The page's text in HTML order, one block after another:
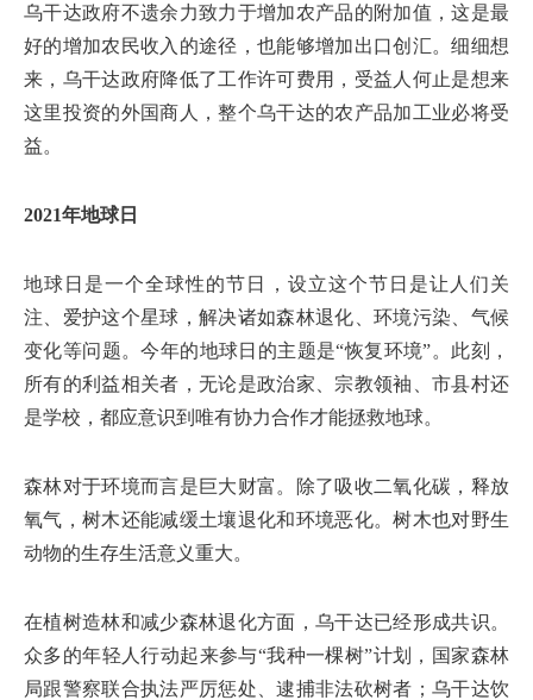
乌干达政府不遗余力致力于增加农产品的附加值，这是最
好的增加农民收入的途径，也能够增加出口创汇。细细想
来，乌干达政府降低了工作许可费用，受益人何止是想来
这里投资的外国商人，整个乌干达的农产品加工业必将受
益。
2021年地球日
地球日是一个全球性的节日，设立这个节日是让人们关
注、爱护这个星球，解决诸如森林退化、环境污染、气候
变化等问题。今年的地球日的主题是“恢复环境”。此刻，
所有的利益相关者，无论是政治家、宗教领袖、市县村还
是学校，都应意识到唯有协力合作才能拯救地球。
森林对于环境而言是巨大财富。除了吸收二氧化碳，释放
氧气，树木还能减缓土壤退化和环境恶化。树木也对野生
动物的生存生活意义重大。
在植树造林和减少森林退化方面，乌干达已经形成共识。
众多的年轻人行动起来参与“我种一棵树”计划，国家森林
局跟警察联合执法严厉惩处、逮捕非法砍树者；乌干达饮